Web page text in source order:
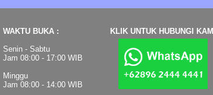
WAKTU BUKA :
Senin - Sabtu
Jam 08:00 - 17:00 WIB
Minggu
Jam 08:00 - 14:00 WIB
KLIK UNTUK HUBUNGI KAMI